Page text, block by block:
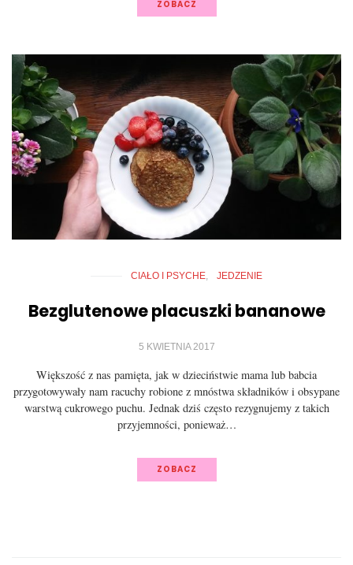
ZOBACZ
CIAŁO I PSYCHE JEDZENIE
Bezglutenowe placuszki bananowe
5 KWIETNIA 2017
Większość z nas pamięta, jak w dzieciństwie mama lub babcia
przygotowywały nam racuchy robione z mnóstwa składników i obsypane
warstwą cukrowego puchu. Jednak dziś często rezygnujemy z takich
przyjemności, ponieważ…
ZOBACZ